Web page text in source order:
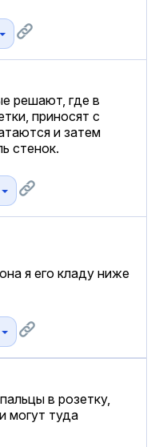
решают, где в
приносят с
и затем
стенок.
я его кладу ниже
в розетку,
могут туда